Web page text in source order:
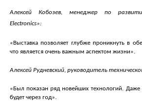
Алексей Кобозев, менеджер по
Electronics»:
«Выставка позволяет глубже проникнуть в
что является очень важным аспектом жизни».
Алексей Рудневский, руководитель
«Был показан ряд новейших технологий. Даже
будет через год».